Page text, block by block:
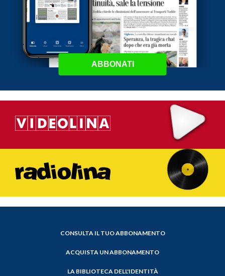
ABBONATI
CONSULTA IL TUO ABBONAMENTO
ACQUISTA UN ABBONAMENTO
LA BIBLIOTECA DELL'IDENTITÀ